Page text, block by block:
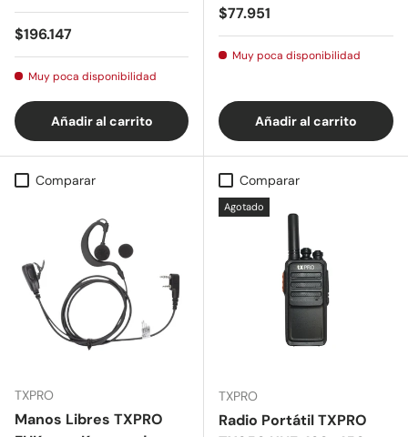
Precio normal
$196.147
Muy poca disponibilidad
Añadir al carrito
Precio normal
$77.951
Muy poca disponibilidad
Añadir al carrito
Comparar
TXPRO
Manos Libres TXPRO
Comparar
Agotado
TXPRO
Radio Portátil TXPRO